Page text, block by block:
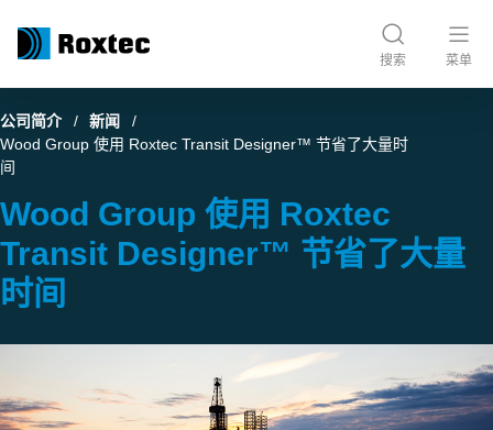
搜索 菜单
公司简介
新闻
Wood Group 使用 Roxtec Transit Designer™ 节省了大量时
间
Wood Group 使用 Roxtec
Transit Designer™ 节省了大量
时间